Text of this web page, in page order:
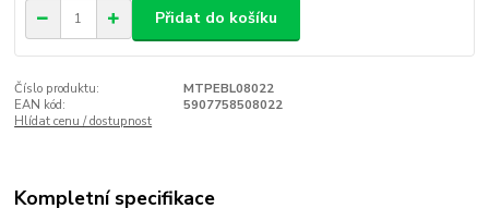
Přidat do košíku
Číslo produktu:
MTPEBL08022
EAN kód:
5907758508022
Hlídat cenu / dostupnost
Kompletní specifikace